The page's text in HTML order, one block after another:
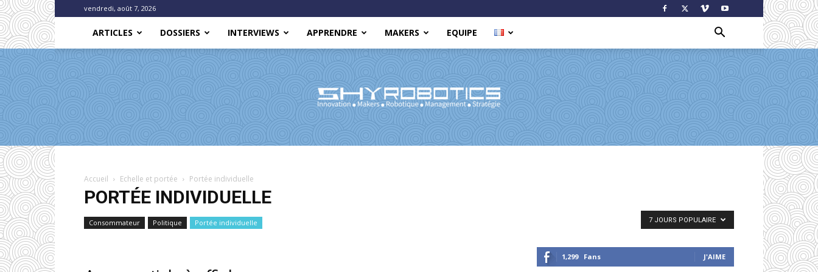
vendredi, août 7, 2026
ARTICLES DOSSIERS INTERVIEWS APPRENDRE MAKERS EQUIPE
Accueil Echelle et portée Portée individuelle
PORTÉE INDIVIDUELLE
Consommateur Politique Portée individuelle 7 JOURS POPULAIRE
1,299 Fans J'AIME